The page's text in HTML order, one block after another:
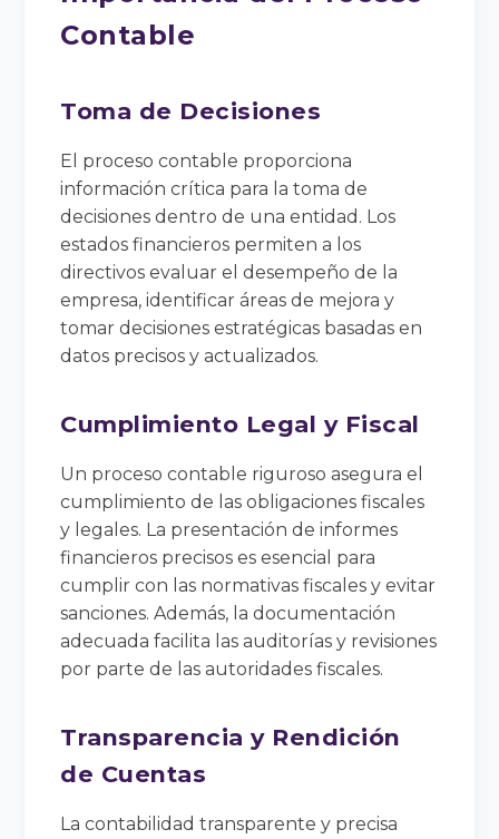
Contable
Toma de Decisiones
El proceso contable proporciona
información crítica para la toma de
decisiones dentro de una entidad. Los
estados financieros permiten a los
directivos evaluar el desempeño de la
empresa, identificar áreas de mejora y
tomar decisiones estratégicas basadas en
datos precisos y actualizados.
Cumplimiento Legal y Fiscal
Un proceso contable riguroso asegura el
cumplimiento de las obligaciones fiscales
y legales. La presentación de informes
financieros precisos es esencial para
cumplir con las normativas fiscales y evitar
sanciones. Además, la documentación
adecuada facilita las auditorías y revisiones
por parte de las autoridades fiscales.
Transparencia y Rendición
de Cuentas
La contabilidad transparente y precisa